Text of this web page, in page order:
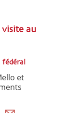
visite au
et